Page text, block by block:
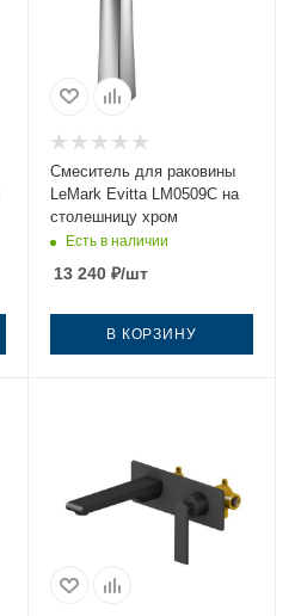
Смеситель для раковины
LeMark Evitta LM0509C на
столешницу хром
Есть в наличии
13 240₽/шт
В КОРЗИНУ